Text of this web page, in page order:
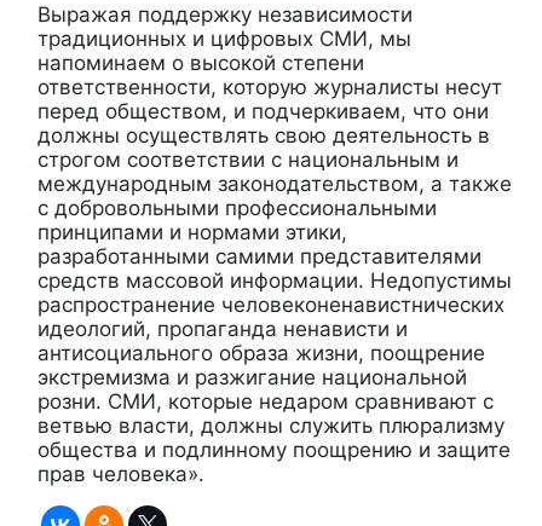
Выражая поддержку независимости
традиционных и цифровых СМИ, мы
напоминаем о высокой степени
ответственности, которую журналисты несут
перед обществом, и подчеркиваем, что они
должны осуществлять свою деятельность в
строгом соответствии с национальным и
международным законодательством, а также
с добровольными профессиональными
принципами и нормами этики,
разработанными самими представителями
средств массовой информации. Недопустимы
распространение человеконенавистнических
идеологий, пропаганда ненависти и
антисоциального образа жизни, поощрение
экстремизма и разжигание национальной
розни. СМИ, которые недаром сравнивают с
ветвью власти, должны служить плюрализму
общества и подлинному поощрению и защите
прав человека».